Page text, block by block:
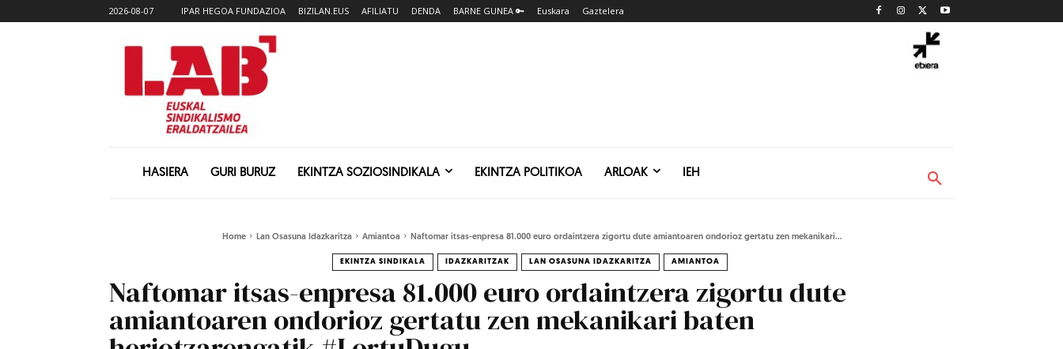
2026-08-07 IPAR HEGOA FUNDAZIOA BIZILAN.EUS AFILIATU DENDA BARNE GUNEA 🔑 Euskara Gaztelera
HASIERA GURI BURUZ EKINTZA SOZIOSINDIKALA EKINTZA POLITIKOA ARLOAK IEH
Home Lan Osasuna Idazkaritza Amiantoa Naftomar itsas-enpresa 81.000 euro ordaintzera zigortu dute amiantoaren ondorioz gertatu zen mekanikari...
EKINTZA SINDIKALA IDAZKARITZAK LAN OSASUNA IDAZKARITZA AMIANTOA
Naftomar itsas-enpresa 81.000 euro ordaintzera zigortu dute
amiantoaren ondorioz gertatu zen mekanikari baten